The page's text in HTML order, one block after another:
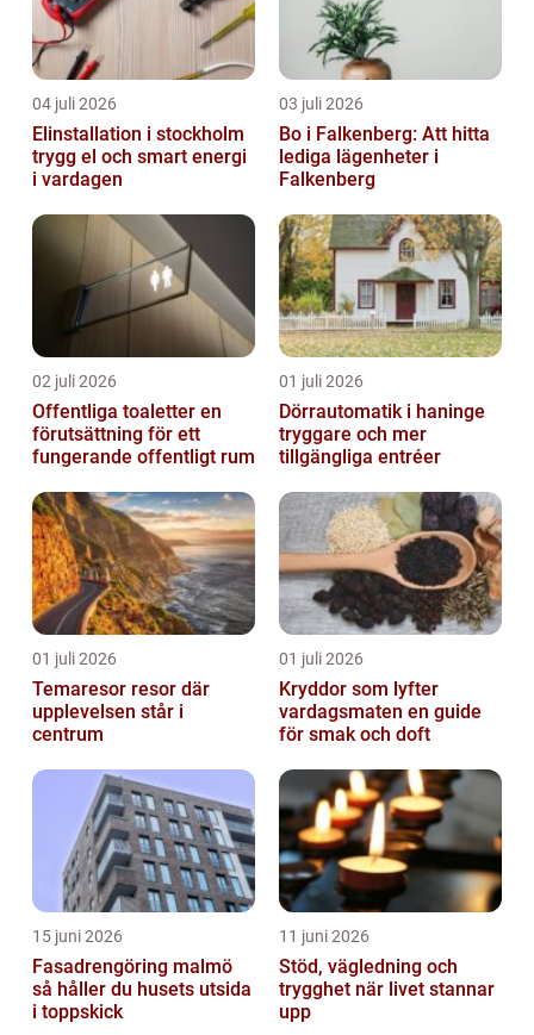
04 juli 2026
Elinstallation i stockholm
trygg el och smart energi
i vardagen
03 juli 2026
Bo i Falkenberg: Att hitta
lediga lägenheter i
Falkenberg
02 juli 2026
Offentliga toaletter en
förutsättning för ett
fungerande offentligt rum
01 juli 2026
Dörrautomatik i haninge
tryggare och mer
tillgängliga entréer
01 juli 2026
Temaresor resor där
upplevelsen står i
centrum
01 juli 2026
Kryddor som lyfter
vardagsmaten en guide
för smak och doft
15 juni 2026
Fasadrengöring malmö
så håller du husets utsida
i toppskick
11 juni 2026
Stöd, vägledning och
trygghet när livet stannar
upp